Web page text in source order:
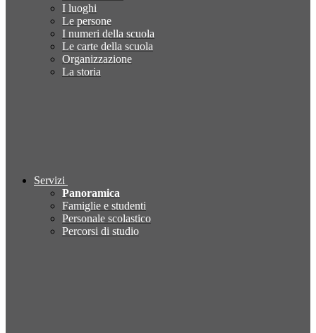
I luoghi
Le persone
I numeri della scuola
Le carte della scuola
Organizzazione
La storia
Servizi
Panoramica
Famiglie e studenti
Personale scolastico
Percorsi di studio